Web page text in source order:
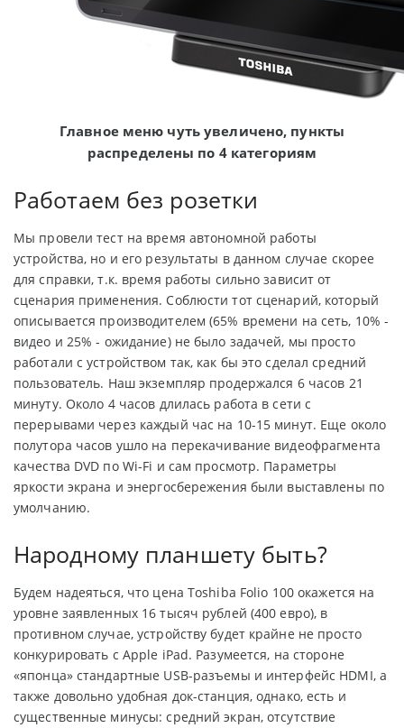
Главное меню чуть увеличено, пункты
распределены по 4 категориям
Работаем без розетки
Мы провели тест на время автономной работы
устройства, но и его результаты в данном случае скорее
для справки, т.к. время работы сильно зависит от
сценария применения. Соблюсти тот сценарий, который
описывается производителем (65% времени на сеть, 10% -
видео и 25% - ожидание) не было задачей, мы просто
работали с устройством так, как бы это сделал средний
пользователь. Наш экземпляр продержался 6 часов 21
минуту. Около 4 часов длилась работа в сети с
перерывами через каждый час на 10-15 минут. Еще около
полутора часов ушло на перекачивание видеофрагмента
качества DVD по Wi-Fi и сам просмотр. Параметры
яркости экрана и энергосбережения были выставлены по
умолчанию.
Народному планшету быть?
Будем надеяться, что цена Toshiba Folio 100 окажется на
уровне заявленных 16 тысяч рублей (400 евро), в
противном случае, устройству будет крайне не просто
конкурировать с Apple iPad. Разумеется, на стороне
«японца» стандартные USB-разъемы и интерфейс HDMI, а
также довольно удобная док-станция, однако, есть и
существенные минусы: средний экран, отсутствие